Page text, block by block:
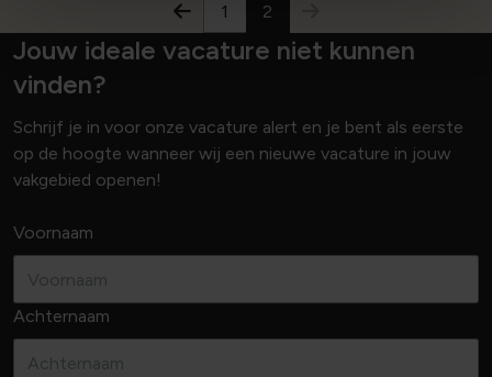
1 2
Jouw ideale vacature niet kunnen
vinden?
Schrijf je in voor onze vacature alert en je bent als eerste
op de hoogte wanneer wij een nieuwe vacature in jouw
vakgebied openen!
Voornaam
Achternaam